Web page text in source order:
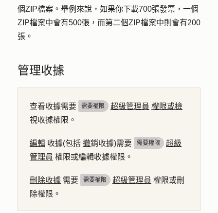
個ZIP檔案。舉例來說，如果你下載700張發票，一個
ZIP檔案中會有500張，而第二個ZIP檔案中則會有200
張。
管理收據
查看收據需要 需要權限 超級管理員 權限或檢
視收據權限。
編輯 收據(包括 撤銷收據)需要 需要權限
超級
管理員 權限或編輯收據權限。
刪除收據 需要 需要權限 超級管理員 權限或刪
除權限。